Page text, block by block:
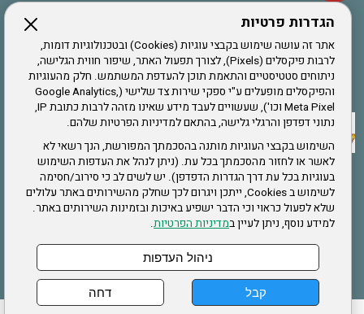
הגדרות פרטיות
אתר זה עושה שימוש בקבצי עוגיות (Cookies) ובטכנולוגיות דומות,
לרבות פיקסלים (Pixels), לצורך תפעול האתר, שיפור חווית הגלישה,
ניתוחים סטטיסטיים והתאמת תוכן להעדפת המשתמש. חלק מהעוגיות
והפיקסלים מופעלים ע"י ספקי שירות צד שלישי (Google Analytics,
Meta Pixel וכו'), שעשויים לעבד מידע שאינו מזהה לרבות כתובת IP,
נתוני דפדפן והרגלי גלישה, בהתאם למדיניות הפרטיות שלהם.
השימוש בקבצי העוגיות מותנה בהסכמתך המפורשת, הנך רשאי לא
לאשר או לחזור מהסכמתך בכל עת. (ניתן לנהל את העדפות השימוש
בעוגיות בכל עת דרך הגדרות הדפדפן). יש לשים לב כי סירוב/חסימה
לשימוש ב Cookies, ייתכן ויגרום לכך שחלק מהשירותים באתר עלולים
שלא לפעול כראוי וכי הדבר ישפיע באיכות ובזמינות השירותים באתר.
למידע נוסף, ניתן לעיין במדיניות הפרטיות.
קבל דחה
ניהול העדפות
אתר צה"ל
תקנון האתר
שירותים
תעסוקה
בריאות